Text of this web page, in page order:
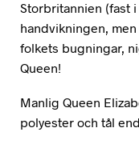
Storbritannien (fast
handvikningen,
folkets bugningar,
Queen!
Manlig Queen
polyester och tål